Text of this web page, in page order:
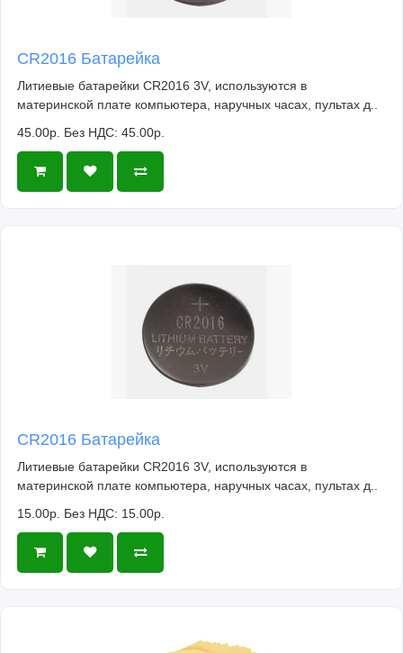
CR2016 Батарейка
Литиевые батарейки CR2016 3V, используются в
материнской плате компьютера, наручных часах, пультах д..
45.00р. Без НДС: 45.00р.
CR2016 Батарейка
Литиевые батарейки CR2016 3V, используются в
материнской плате компьютера, наручных часах, пультах д..
15.00р. Без НДС: 15.00р.